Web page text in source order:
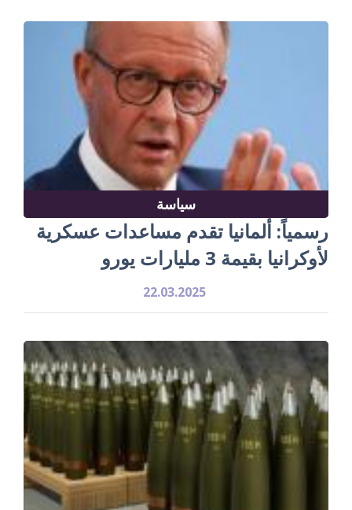
سياسة
رسمياً: ألمانيا تقدم مساعدات عسكرية
لأوكرانيا بقيمة 3 مليارات يورو
22.03.2025